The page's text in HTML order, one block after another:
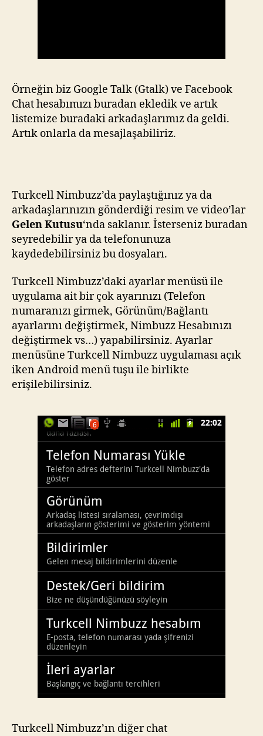
Örneğin biz Google Talk (Gtalk) ve Facebook
Chat hesabımızı buradan ekledik ve artık
listemize buradaki arkadaşlarımız da geldi.
Artık onlarla da mesajlaşabiliriz.
Turkcell Nimbuzz’da paylaştığınız ya da
arkadaşlarınızın gönderdiği resim ve video’lar
Gelen Kutusu‘nda saklanır. İsterseniz buradan
seyredebilir ya da telefonunuza
kaydedebilirsiniz bu dosyaları.
Turkcell Nimbuzz’daki ayarlar menüsü ile
uygulama ait bir çok ayarınızı (Telefon
numaranızı girmek, Görünüm/Bağlantı
ayarlarını değiştirmek, Nimbuzz Hesabınızı
değiştirmek vs…) yapabilirsiniz. Ayarlar
menüsüne Turkcell Nimbuzz uygulaması açık
iken Android menü tuşu ile birlikte
erişilebilirsiniz.
Turkcell Nimbuzz’ın diğer chat